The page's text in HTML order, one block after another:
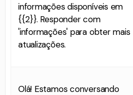
informações disponíveis em
{{2}}. Responder com
'informações' para obter mais
atualizações.
Olá! Estamos conversando